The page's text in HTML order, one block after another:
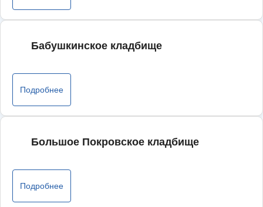
Бабушкинское кладбище
Подробнее
Большое Покровское кладбище
Подробнее